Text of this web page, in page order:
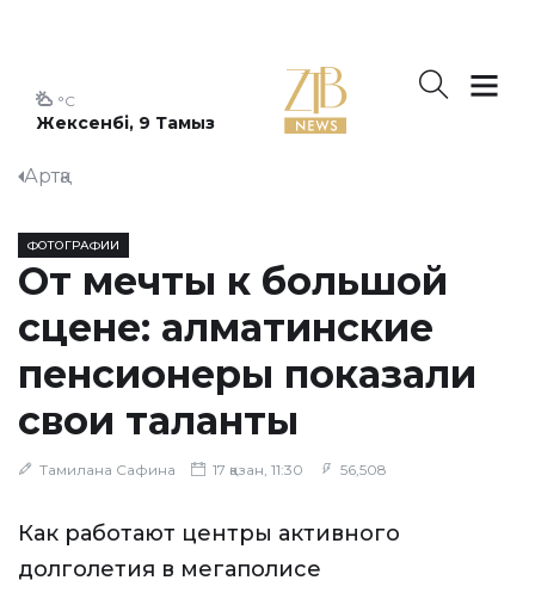
Жексенбі, 9 Тамыз
°C
Артқа
ФОТОГРАФИИ
От мечты к большой
сцене: алматинские
пенсионеры показали
свои таланты
Тамилана Сафина 17 қазан, 11:30 56,508
Как работают центры активного
долголетия в мегаполисе